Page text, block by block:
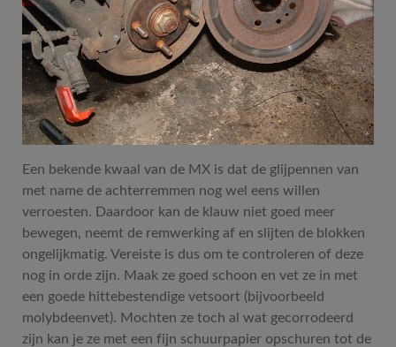
Een bekende kwaal van de MX is dat de glijpennen van
met name de achterremmen nog wel eens willen
verroesten. Daardoor kan de klauw niet goed meer
bewegen, neemt de remwerking af en slijten de blokken
ongelijkmatig. Vereiste is dus om te controleren of deze
nog in orde zijn. Maak ze goed schoon en vet ze in met
een goede hittebestendige vetsoort (bijvoorbeeld
molybdeenvet). Mochten ze toch al wat gecorrodeerd
zijn kan je ze met een fijn schuurpapier opschuren tot de